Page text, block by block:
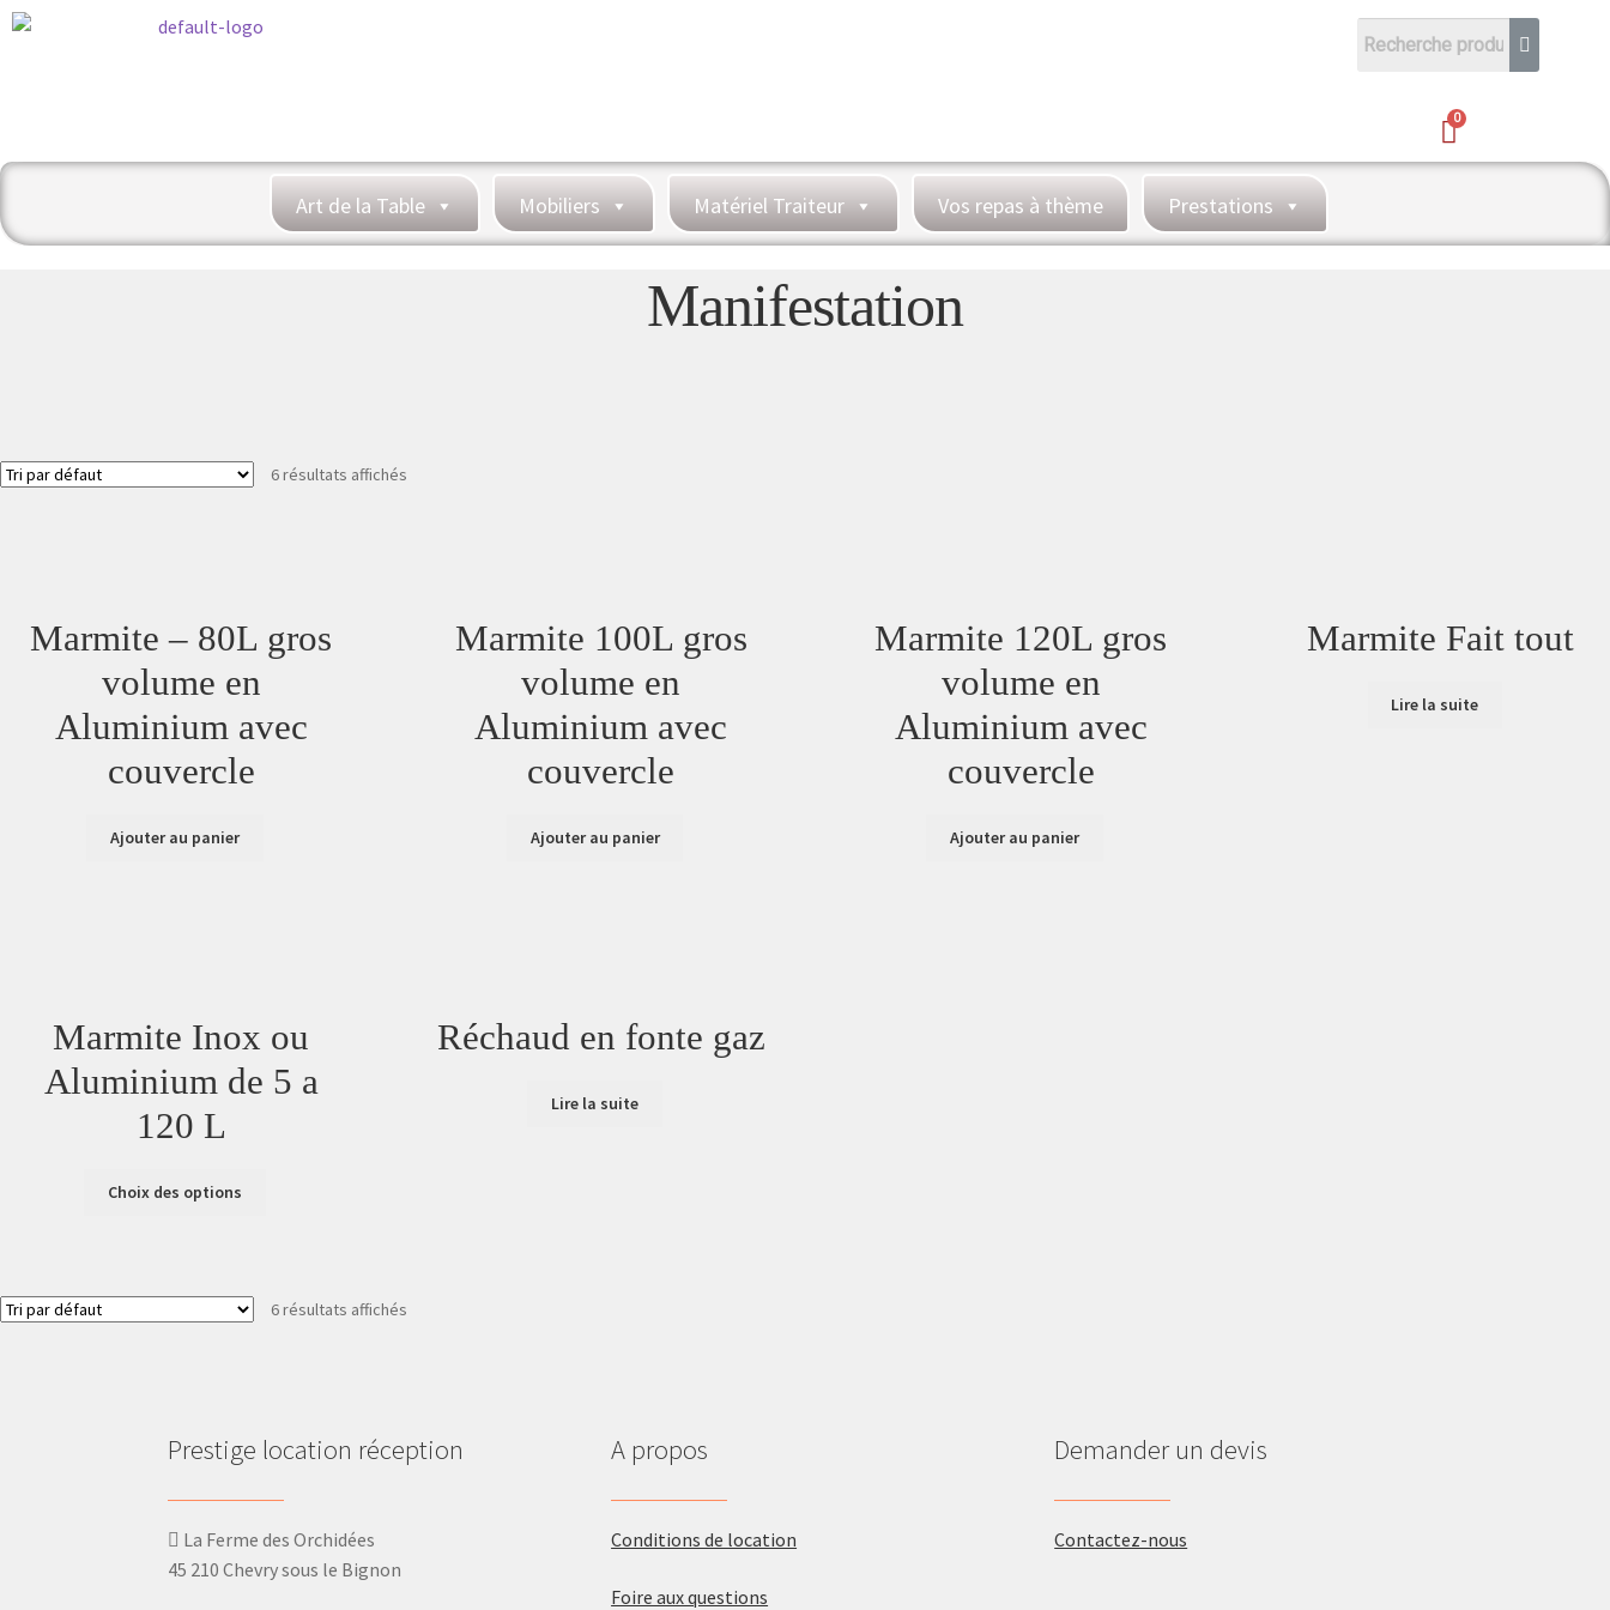
Art de la Table Mobiliers Matériel Traiteur Vos repas à thème Prestations
Manifestation
6 résultats affichés
Marmite – 80L gros
volume en
Aluminium avec
couvercle
Ajouter au panier
Marmite 100L gros
volume en
Aluminium avec
couvercle
Ajouter au panier
Marmite 120L gros
volume en
Aluminium avec
couvercle
Ajouter au panier
Marmite Fait tout
Lire la suite
Marmite Inox ou
Aluminium de 5 a
120 L
Choix des options
Réchaud en fonte gaz
Lire la suite
6 résultats affichés
Prestige location réception
La Ferme des Orchidées
45 210 Chevry sous le Bignon
A propos
Conditions de location
Foire aux questions
Demander un devis
Contactez-nous